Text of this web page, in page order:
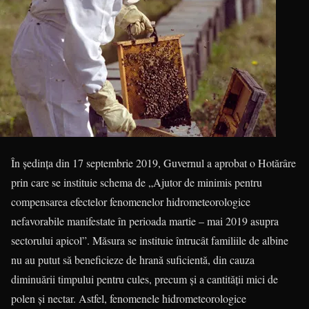
În ședința din 17 septembrie 2019, Guvernul a aprobat o Hotărâre
prin care se instituie schema de „Ajutor de minimis pentru
compensarea efectelor fenomenelor hidro­mete­orologice
nefavorabile manifestate în perioada martie – mai 2019 asupra
sectorului apicol”. Măsura se instituie întrucât familiile de albine
nu au putut să beneficieze de hrană suficientă, din cauza
diminuării timpului pentru cules, precum și a cantității mici de
polen și nectar. Astfel, fenomenele hidrometeorologice